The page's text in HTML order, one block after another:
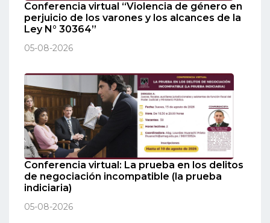
Conferencia virtual “Violencia de género en
perjuicio de los varones y los alcances de la
Ley N° 30364”
05-08-2026
Conferencia virtual: La prueba en los delitos
de negociación incompatible (la prueba
indiciaria)
05-08-2026